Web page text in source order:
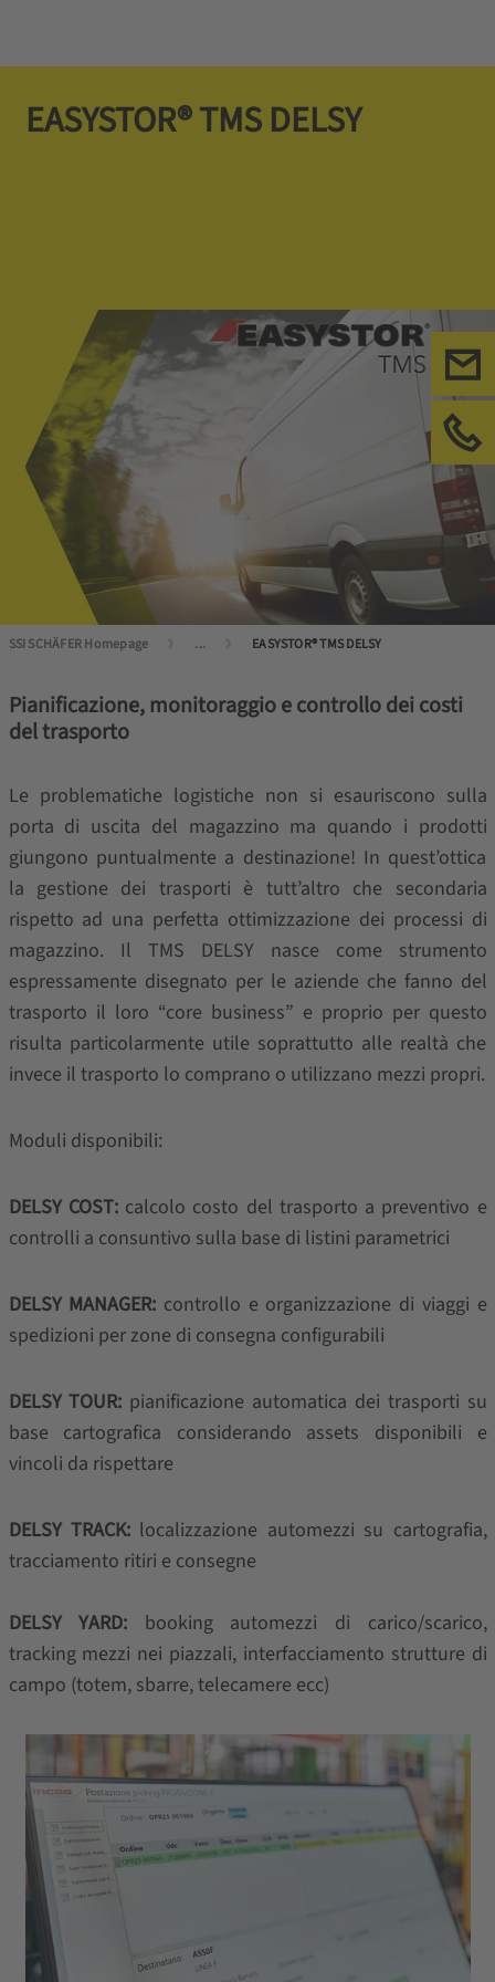
EASYSTOR® TMS DELSY
SSI SCHÄFER Homepage ... EASYSTOR® TMS DELSY
Pianificazione, monitoraggio e controllo dei costi
del trasporto
Le problematiche logistiche non si esauriscono sulla
porta di uscita del magazzino ma quando i prodotti
giungono puntualmente a destinazione! In quest’ottica
la gestione dei trasporti è tutt’altro che secondaria
rispetto ad una perfetta ottimizzazione dei processi di
magazzino. Il TMS DELSY nasce come strumento
espressamente disegnato per le aziende che fanno del
trasporto il loro “core business” e proprio per questo
risulta particolarmente utile soprattutto alle realtà che
invece il trasporto lo comprano o utilizzano mezzi propri.
Moduli disponibili:
DELSY COST:calcolo costo del trasporto a preventivo e
controlli a consuntivo sulla base di listini parametrici
DELSY MANAGER: controllo e organizzazione di viaggi e
spedizioni per zone di consegna configurabili
DELSY TOUR: pianificazione automatica dei trasporti su
base cartografica considerando assets disponibili e
vincoli da rispettare
DELSY TRACK:localizzazione automezzi su cartografia,
tracciamento ritiri e consegne
DELSY YARD: booking automezzi di carico/scarico,
tracking mezzi nei piazzali, interfacciamento strutture di
campo (totem, sbarre, telecamere ecc)